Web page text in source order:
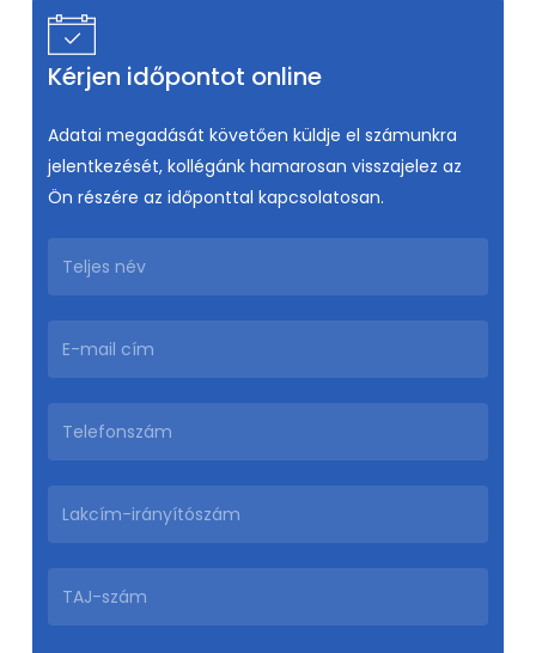
Kérjen időpontot online
Adatai megadását követően küldje el számunkra
jelentkezését, kollégánk hamarosan visszajelez az
Ön részére az időponttal kapcsolatosan.